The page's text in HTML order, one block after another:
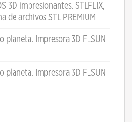
3D impresionantes. STLFLIX,
de archivos STL PREMIUM
planeta. Impresora 3D FLSUN
planeta. Impresora 3D FLSUN